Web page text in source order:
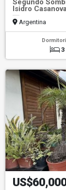
Segundo
Isidro
Argentina
3